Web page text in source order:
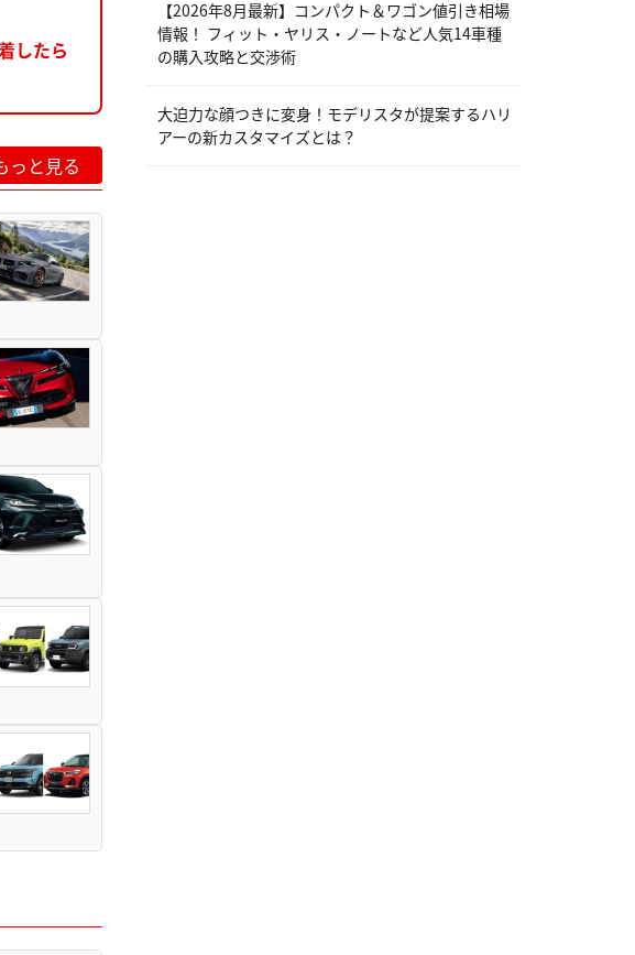
したら
っと見る
【2026年8月最新】コンパクト＆ワゴン値引き相場
情報！ フィット・ヤリス・ノートなど人気14車種
の購入攻略と交渉術
大迫力な顔つきに変身！モデリスタが提案するハリ
アーの新カスタマイズとは？